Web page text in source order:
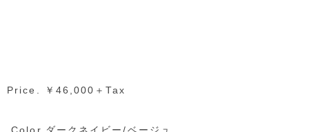
Price. ￥46,000＋Tax